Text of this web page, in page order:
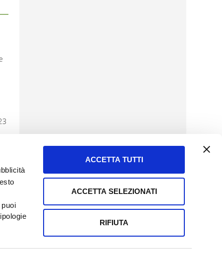
ACCETTA TUTTI
ACCETTA SELEZIONATI
RIFIUTA
Tel + 39.045.8009480
clienti@informatoreagrario.it